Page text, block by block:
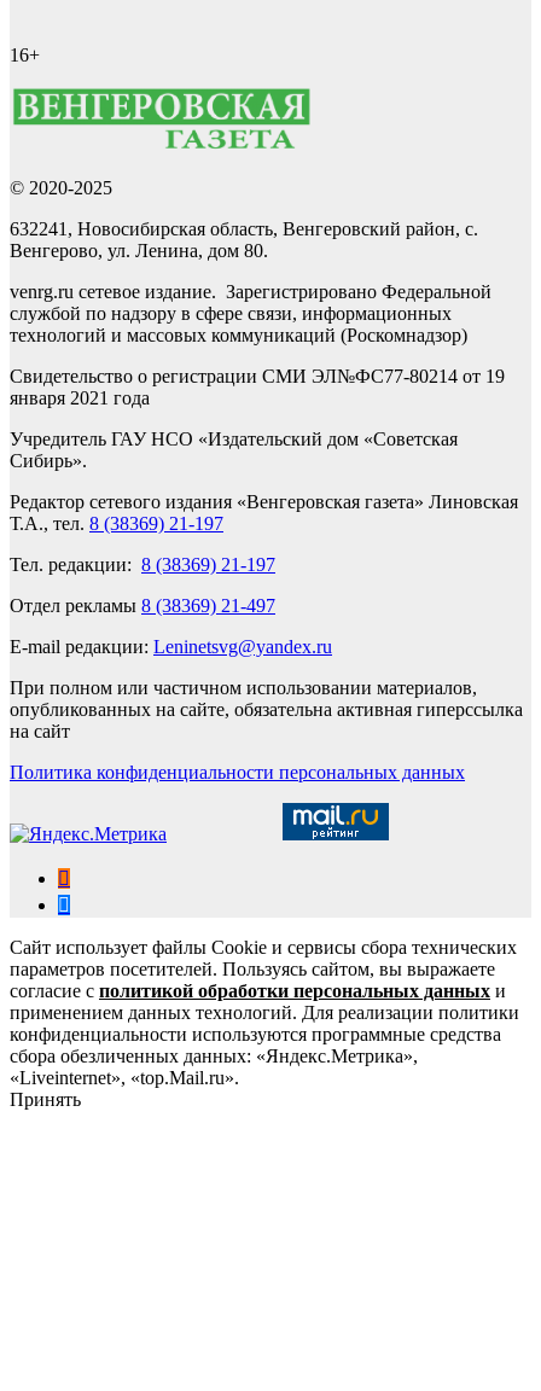
16+
© 2020-2025
632241, Новосибирская область, Венгеровский район, с.
Венгерово, ул. Ленина, дом 80.
venrg.ru сетевое издание. Зарегистрировано Федеральной
службой по надзору в сфере связи, информационных
технологий и массовых коммуникаций (Роскомнадзор)
Свидетельство о регистрации СМИ ЭЛ№ФС77-80214 от 19
января 2021 года
Учредитель ГАУ НСО «Издательский дом «Советская
Сибирь».
Редактор сетевого издания «Венгеровская газета» Линовская
Т.А., тел. 8 (38369) 21-197
Тел. редакции: 8 (38369) 21-197
Отдел рекламы 8 (38369) 21-497
E-mail редакции: Leninetsvg@yandex.ru
При полном или частичном использовании материалов,
опубликованных на сайте, обязательна активная гиперссылка
на сайт
Политика конфиденциальности персональных данных
Сайт использует файлы Cookie и сервисы сбора технических
параметров посетителей. Пользуясь сайтом, вы выражаете
согласие с политикой обработки персональных данных и
применением данных технологий. Для реализации политики
конфиденциальности используются программные средства
сбора обезличенных данных: «Яндекс.Метрика»,
«Liveinternet», «top.Mail.ru».
Принять